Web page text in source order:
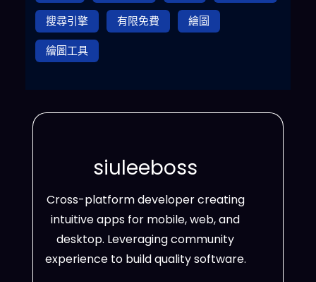
搜尋引擎
有限免費
繪圖
繪圖工具
siuleeboss
Cross-platform developer creating
intuitive apps for mobile, web, and
desktop. Leveraging community
experience to build quality software.